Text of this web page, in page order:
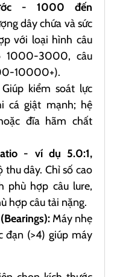
- 1000 đến
dây chứa và sức
với loại hình câu
1000-3000, câu
10000+).
Giúp kiểm soát lực
cá giật mạnh; hệ
đĩa hãm chất
- ví dụ 5.0:1,
dây. Chỉ số cao
phù hợp câu lure,
hợp câu tải nặng.
Máy nhẹ
đạn (>4) giúp máy